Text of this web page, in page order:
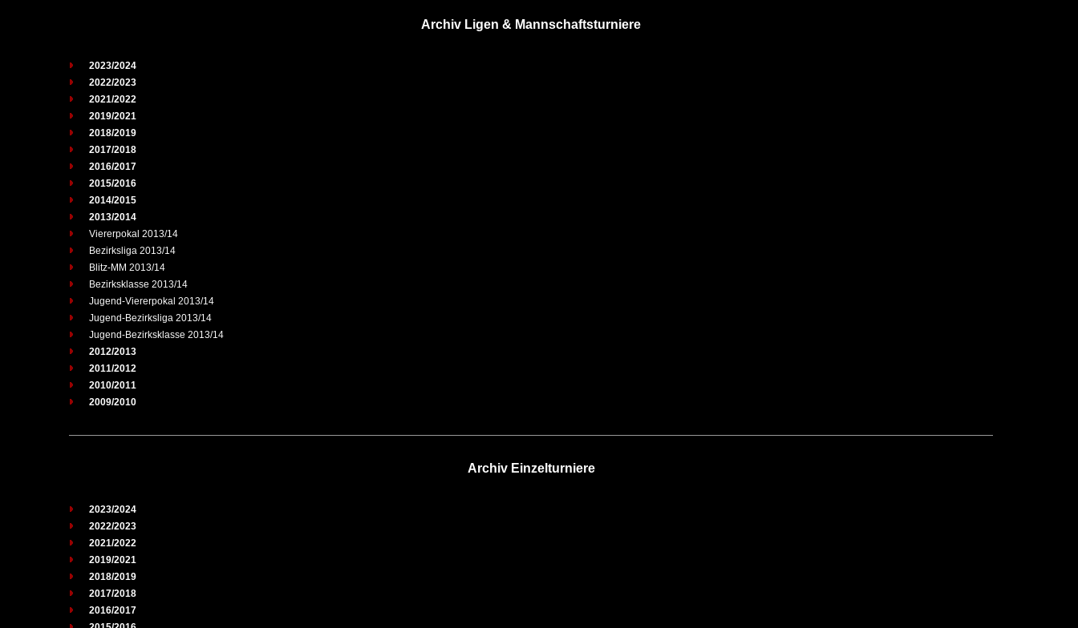
Archiv Ligen & Mannschaftsturniere
2023/2024
2022/2023
2021/2022
2019/2021
2018/2019
2017/2018
2016/2017
2015/2016
2014/2015
2013/2014
Viererpokal 2013/14
Bezirksliga 2013/14
Blitz-MM 2013/14
Bezirksklasse 2013/14
Jugend-Viererpokal 2013/14
Jugend-Bezirksliga 2013/14
Jugend-Bezirksklasse 2013/14
2012/2013
2011/2012
2010/2011
2009/2010
Archiv Einzelturniere
2023/2024
2022/2023
2021/2022
2019/2021
2018/2019
2017/2018
2016/2017